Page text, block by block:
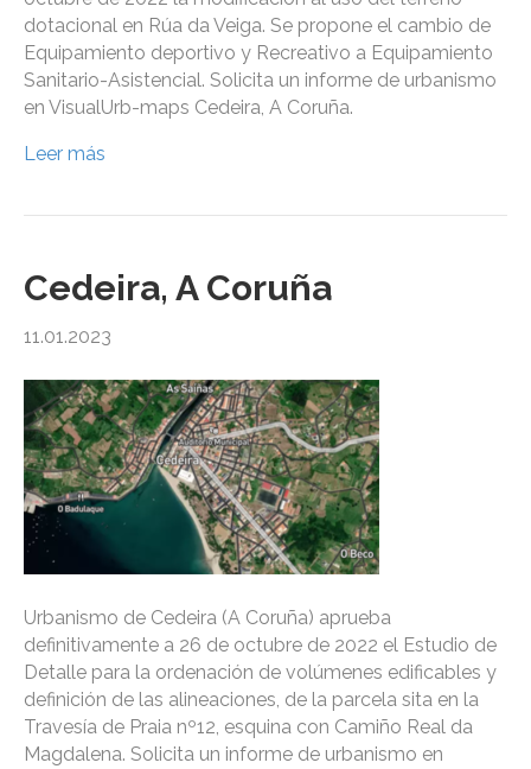
dotacional en Rúa da Veiga. Se propone el cambio de
Equipamiento deportivo y Recreativo a Equipamiento
Sanitario-Asistencial. Solicita un informe de urbanismo
en VisualUrb-maps Cedeira, A Coruña.
Leer más
Cedeira, A Coruña
11.01.2023
Urbanismo de Cedeira (A Coruña) aprueba
definitivamente a 26 de octubre de 2022 el Estudio de
Detalle para la ordenación de volúmenes edificables y
definición de las alineaciones, de la parcela sita en la
Travesía de Praia nº12, esquina con Camiño Real da
Magdalena. Solicita un informe de urbanismo en